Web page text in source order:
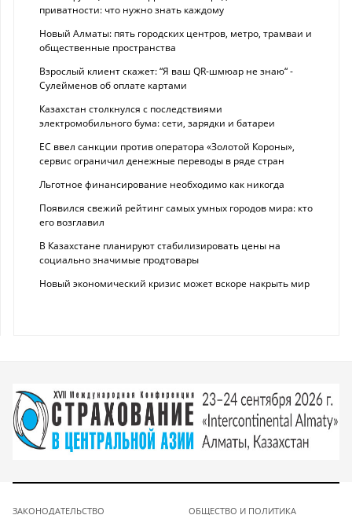
приватности: что нужно знать каждому
Новый Алматы: пять городских центров, метро, трамваи и
общественные пространства
Взрослый клиент скажет: “Я ваш QR-шмюар не знаю“ -
Сулейменов об оплате картами
Казахстан столкнулся с последствиями
электромобильного бума: сети, зарядки и батареи
ЕС ввел санкции против оператора «Золотой Короны»,
сервис ограничил денежные переводы в ряде стран
Льготное финансирование необходимо как никогда
Появился свежий рейтинг самых умных городов мира: кто
его возглавил
В Казахстане планируют стабилизировать цены на
социально значимые продтовары
Новый экономический кризис может вскоре накрыть мир
ЗАКОНОДАТЕЛЬСТВО
ОБЩЕСТВО И ПОЛИТИКА